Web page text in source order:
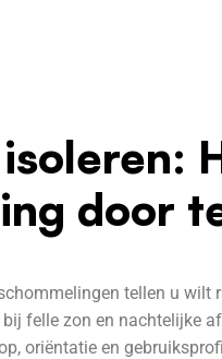
door
tellen u wilt
felle zon en nachtelijke
oriëntatie en